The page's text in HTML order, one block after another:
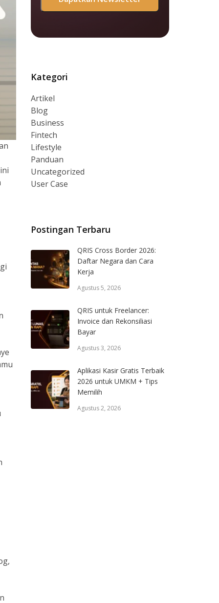
Kategori
Artikel
Blog
Business
Fintech
Lifestyle
Panduan
Uncategorized
User Case
Postingan Terbaru
QRIS Cross Border 2026:
Daftar Negara dan Cara
Kerja
Agustus 5, 2026
QRIS untuk Freelancer:
Invoice dan Rekonsiliasi
Bayar
Agustus 3, 2026
Aplikasi Kasir Gratis Terbaik
2026 untuk UMKM + Tips
Memilih
Agustus 2, 2026